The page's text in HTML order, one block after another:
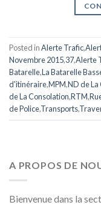
Posted inAlerte Trafic,
Novembre 2015,37,Alerte
Batarelle,La Batarelle
d'itinéraire,MPM,ND de La
de La Consolation,RTM,
de Police,Transports,
A PROPOS DE
Bienvenue dans la